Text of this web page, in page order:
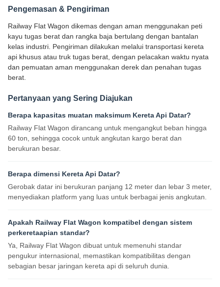
Pengemasan & Pengiriman
Railway Flat Wagon dikemas dengan aman menggunakan peti
kayu tugas berat dan rangka baja bertulang dengan bantalan
kelas industri. Pengiriman dilakukan melalui transportasi kereta
api khusus atau truk tugas berat, dengan pelacakan waktu nyata
dan pemuatan aman menggunakan derek dan penahan tugas
berat.
Pertanyaan yang Sering Diajukan
Berapa kapasitas muatan maksimum Kereta Api Datar?
Railway Flat Wagon dirancang untuk mengangkut beban hingga
60 ton, sehingga cocok untuk angkutan kargo berat dan
berukuran besar.
Berapa dimensi Kereta Api Datar?
Gerobak datar ini berukuran panjang 12 meter dan lebar 3 meter,
menyediakan platform yang luas untuk berbagai jenis angkutan.
Apakah Railway Flat Wagon kompatibel dengan sistem
perkeretaapian standar?
Ya, Railway Flat Wagon dibuat untuk memenuhi standar
pengukur internasional, memastikan kompatibilitas dengan
sebagian besar jaringan kereta api di seluruh dunia.